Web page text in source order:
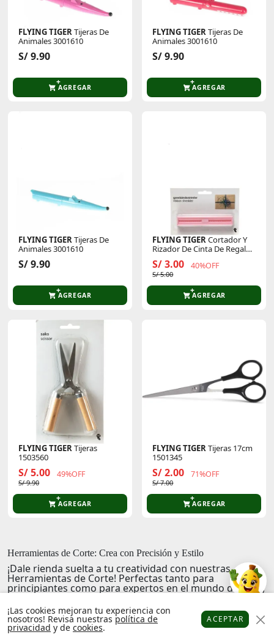
FLYING TIGERTijeras De
Animales 3001610
S/ 9.90
AGREGAR
FLYING TIGERTijeras De
Animales 3001610
S/ 9.90
AGREGAR
FLYING TIGERTijeras De
Animales 3001610
S/ 9.90
AGREGAR
FLYING TIGERCortador Y
Rizador De Cinta De Regalo
3001966
S/ 3.00 40%OFF
S/ 5.00
AGREGAR
FLYING TIGERTijeras
1503560
S/ 5.00 49%OFF
S/ 9.90
AGREGAR
FLYING TIGERTijeras 17cm
1501345
S/ 2.00 71%OFF
S/ 7.00
AGREGAR
Herramientas de Corte: Crea con Precisión y Estilo
¡Dale rienda suelta a tu creatividad con nuestras
Herramientas de Corte! Perfectas tanto para
principiantes como para expertos en el mundo del arte,
garantizan precisión y calidad en cada corte.
Diseña, corta y crea con confianza
gracias a la variedad
de opciones que ofrecemos. Desde cúteres hasta
Platanitos Favoritos
¡Las cookies mejoran tu experiencia con
nosotros! Revisa nuestras política de
privacidad y de cookies.
ACEPTAR